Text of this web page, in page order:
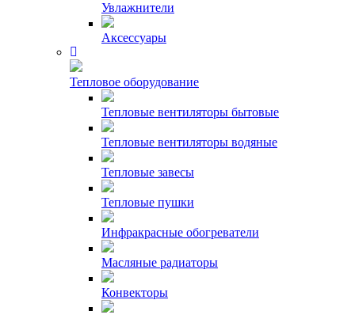
Увлажнители
Аксессуары
Тепловое оборудование
Тепловые вентиляторы бытовые
Тепловые вентиляторы водяные
Тепловые завесы
Тепловые пушки
Инфракрасные обогреватели
Масляные радиаторы
Конвекторы